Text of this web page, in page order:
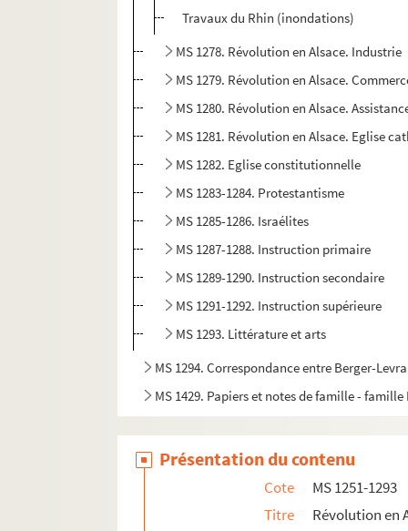
Travaux du Rhin (inondations)
MS 1278. Révolution en Alsace. Industrie
MS 1279. Révolution en Alsace.
MS 1280. Révolution en Alsace.
MS 1281. Révolution en Alsace. Eglise
MS 1282. Eglise constitutionnelle
MS 1283-1284. Protestantisme
MS 1285-1286. Israélites
MS 1287-1288. Instruction primaire
MS 1289-1290. Instruction secondaire
MS 1291-1292. Instruction supérieure
MS 1293. Littérature et arts
MS 1294. Correspondance entre Berger-
MS 1429. Papiers et notes de famille - famille
Présentation du contenu
Cote
MS 1251-1293
Titre
Révolution en